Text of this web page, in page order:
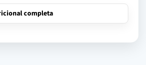
completa